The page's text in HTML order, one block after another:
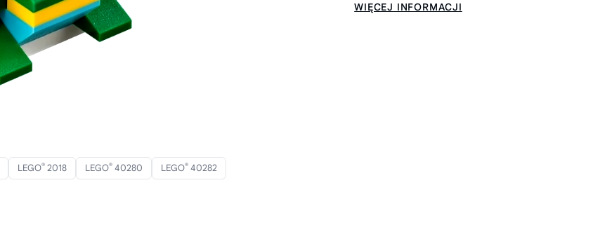
WIĘCEJ INFORMACJI
LEGO® 2018 LEGO® 40280 LEGO® 40282